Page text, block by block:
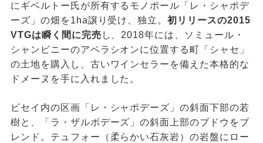
にギベルトー氏が所有するモノポール「レ・シャポデ
ーズ」の畑を1ha譲り受け、独立。初リリースの2015
VTGは瞬く間に完売 し、2018年には、ソミュール・
シャンピニーのアペラシオンに位置する町「シャセ」
の土地を購入し、古いワインセラーを備えた本格的な
ドメーヌを手に入れました。
ビセイ内の区画「レ・シャポデーズ」の斜面下部の若
樹と、「ラ・ザルボデーズ」の斜面上部のブドウをブ
レンド。テュフォー（柔らかい石灰岩）の岩盤にロー